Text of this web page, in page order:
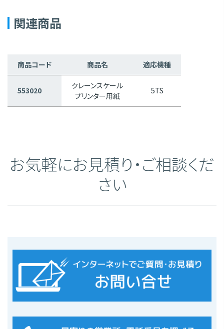
関連商品
商品コード 商品名 適応機種
553020
クレーンスケール
プリンター用紙
5TS
お気軽にお見積り・ご相談くだ
さい